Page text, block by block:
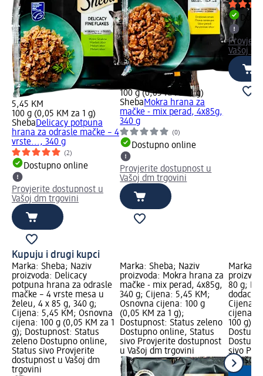
5,45 KM
100 g (0,05 KM za 1 g)
ShebaDelicacy potpuna
hrana za odrasle mačke – 4
vrste..., 340 g
(2)
Dostupno online
Provjerite dostupnost u
Vašoj dm trgovini
100 g (0,05 KM za 1 g)
ShebaMokra hrana za
mačke - mix perad, 4x85g,
340 g
(0)
Dostupno online
Provjerite dostupnost u
Vašoj dm trgovini
Vašoj
Kupuju i drugi kupci
Marka: Sheba; Naziv
proizvoda: Delicacy
potpuna hrana za odrasle
mačke – 4 vrste mesa u
želeu, 4 x 85 g, 340 g;
Cijena: 5,45 KM; Osnovna
cijena: 100 g (0,05 KM za 1
g); Dostupnost: Status
zeleno Dostupno online,
Status sivo Provjerite
dostupnost u Vašoj dm
trgovini
Marka: Sheba; Naziv
proizvoda: Mokra hrana za
mačke - mix perad, 4x85g,
340 g; Cijena: 5,45 KM;
Osnovna cijena: 100 g
(0,05 KM za 1 g);
Dostupnost: Status zeleno
Dostupno online, Status
sivo Provjerite dostupnost
u Vašoj dm trgovini
Marka:
80 g;
dodaci
Cijena:
cijena:
100 g);
sivo
u Vašoj